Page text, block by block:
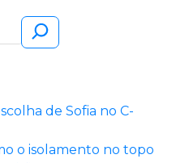
de Sofia no C-
o isolamento no topo